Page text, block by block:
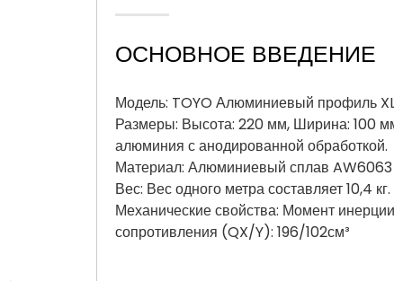
ОСНОВНОЕ ВВЕДЕНИЕ
Модель: TOYO Алюминиевый профиль
Размеры: Высота: 220 мм, Ширина: 100
алюминия с анодированной обработкой.
Материал: Алюминиевый сплав
Вес: Вес одного метра составляет 10,4 кг.
Механические свойства: Момент
сопротивления (QX/Y): 196/102см³